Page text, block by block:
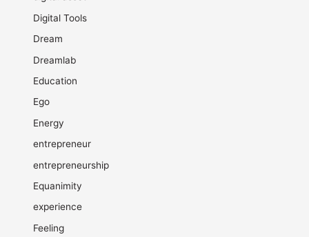
Digital Tools
Dream
Dreamlab
Education
Ego
Energy
entrepreneur
entrepreneurship
Equanimity
experience
Feeling